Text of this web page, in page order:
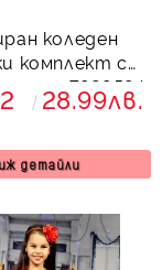
коледен
комплект с
зелено 7929584
28.99лв.
детайли